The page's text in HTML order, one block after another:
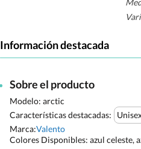
Información destacada
Sobre el producto
Modelo: arctic
Características destacadas:
Marca:Valento
Colores Disponibles: azul celeste,